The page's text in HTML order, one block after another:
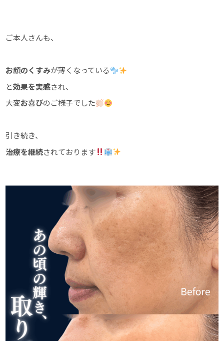
ご本人さんも、
お顔のくすみが薄くなっている
と効果を実感され、
大変お喜びのご様子でした
引き続き、
治療を継続されております